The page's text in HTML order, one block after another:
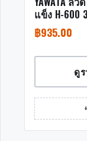
แข็ง H-600
ละ 5 กิโล)
฿935.00
ดู